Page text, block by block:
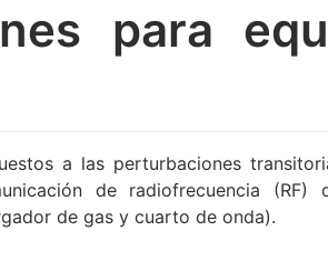
para
a las perturbaciones
de radiofrecuencia (RF)
de gas y cuarto de onda).